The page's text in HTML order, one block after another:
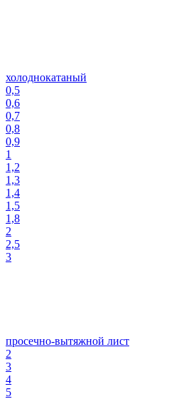
холоднокатаный
0,5
0,6
0,7
0,8
0,9
1
1,2
1,3
1,4
1,5
1,8
2
2,5
3
просечно-вытяжной лист
2
3
4
5